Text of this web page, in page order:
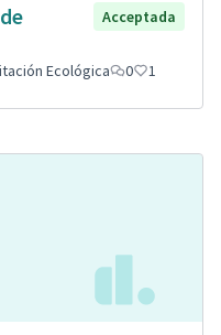
Acceptada
Ecológica 0 1